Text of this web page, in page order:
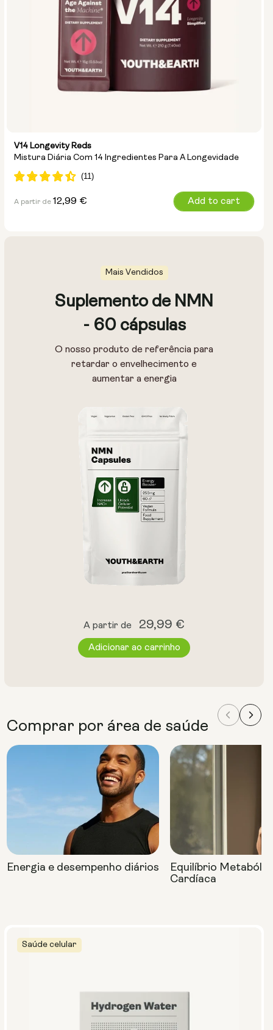
V14 Longevity Reds
Mistura Diária Com 14 Ingredientes Para A Longevidade
Preço
A partir de 12,99 € Add to cart
Saúde celular
Comprar por área de saúde
Energia e desempenho diários
Equilíbrio
Cardíaca
Mais Vendidos
Suplemento de NMN
- 60 cápsulas
O nosso produto de referência para
retardar o envelhecimento e
aumentar a energia
Preço
normal
A partir de 29,99 €
Adicionar ao carrinho